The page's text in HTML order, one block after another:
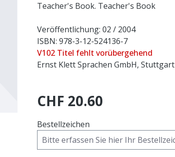
Teacher's Book. Teacher's Book
Veröffentlichung: 02 / 2004
ISBN: 978-3-12-524136-7
V102 Titel fehlt vorübergehend
Ernst Klett Sprachen GmbH, Stuttgart
CHF 20.60
Bestellzeichen